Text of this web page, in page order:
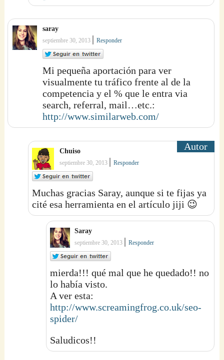
saray
septiembre 30, 2013 |Responder
Mi pequeña aportación para ver
visualmente tu tráfico frente al de la
competencia y el % que le entra via
search, referral, mail…etc.:
http://www.similarweb.com/
Chuiso
septiembre 30, 2013 |Responder
Muchas gracias Saray, aunque si te fijas ya
cité esa herramienta en el artículo jiji 😉
Saray
septiembre 30, 2013 |Responder
mierda!!! qué mal que he quedado!! no
lo había visto.
A ver esta:
http://www.screamingfrog.co.uk/seo-
spider/
Saludicos!!